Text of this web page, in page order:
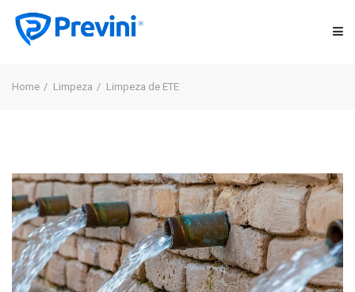
DESENTUPIDORA
CONTROLE DE PRAGAS
TRANSPORTE DE RESÍDUOS
LOCAÇÃO
Home Limpeza Limpeza de ETE